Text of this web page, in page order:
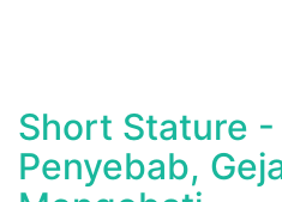
Short Stature -
Penyebab,